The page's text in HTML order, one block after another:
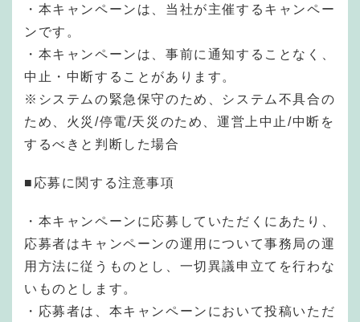
・本キャンペーンは、当社が主催するキャンペー
ンです。
・本キャンペーンは、事前に通知することなく、
中止・中断することがあります。
※システムの緊急保守のため、システム不具合の
ため、火災/停電/天災のため、運営上中止/中断を
するべきと判断した場合
■応募に関する注意事項
・本キャンペーンに応募していただくにあたり、
応募者はキャンペーンの運用について事務局の運
用方法に従うものとし、一切異議申立てを行わな
いものとします。
・応募者は、本キャンペーンにおいて投稿いただ